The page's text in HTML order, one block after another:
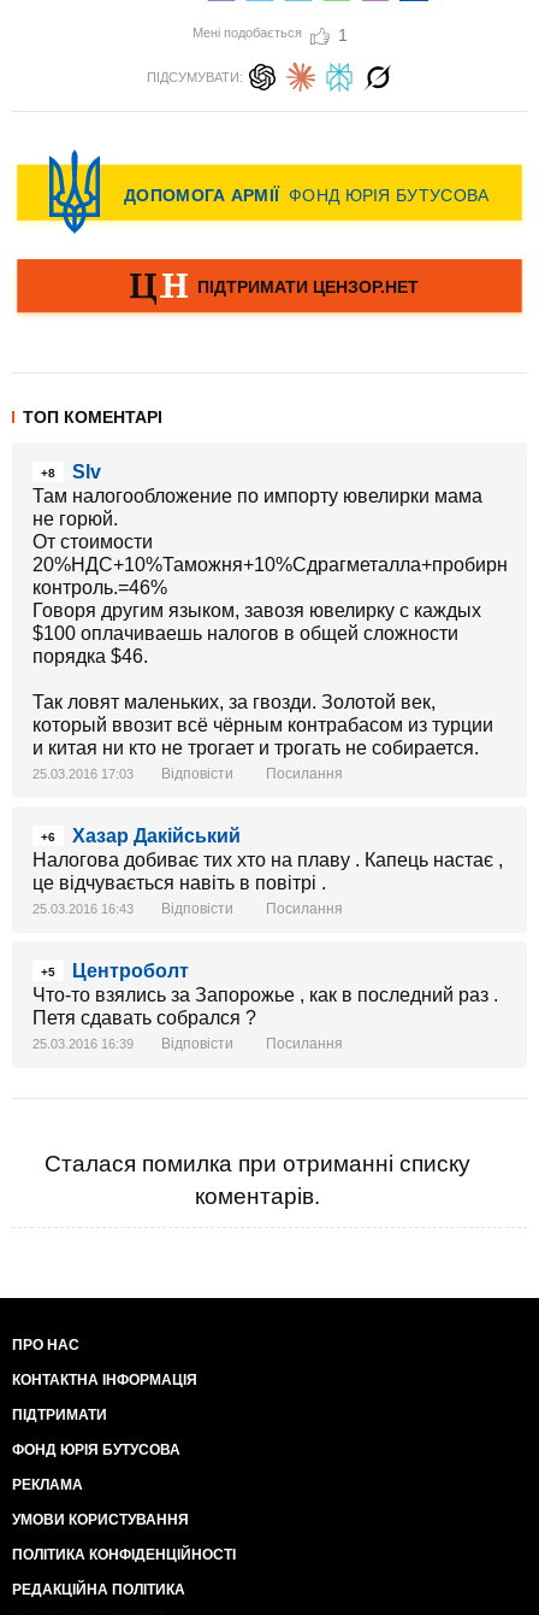
Мені подобається 1
ПІДСУМУВАТИ:
ТОП КОМЕНТАРІ
+8
Slv
Там налогообложение по импорту ювелирки мама
не горюй.
От стоимости
20%НДС+10%Таможня+10%Сдрагметалла+пробирный
контроль.=46%
Говоря другим языком, завозя ювелирку с каждых
$100 оплачиваешь налогов в общей сложности
порядка $46.
Так ловят маленьких, за гвозди. Золотой век,
который ввозит всё чёрным контрабасом из турции
и китая ни кто не трогает и трогать не собирается.
25.03.2016 17:03 Відповісти Посилання
+6
Хазар Дакійський
Налогова добиває тих хто на плаву . Капець настає ,
це відчувається навіть в повітрі .
25.03.2016 16:43 Відповісти Посилання
+5
Центроболт
Что-то взялись за Запорожье , как в последний раз .
Петя сдавать собрался ?
25.03.2016 16:39 Відповісти Посилання
Сталася помилка при отриманні списку
коментарів.
ПРО НАС
КОНТАКТНА ІНФОРМАЦІЯ
ПІДТРИМАТИ
ФОНД ЮРІЯ БУТУСОВА
РЕКЛАМА
УМОВИ КОРИСТУВАННЯ
ПОЛІТИКА КОНФІДЕНЦІЙНОСТІ
РЕДАКЦІЙНА ПОЛІТИКА